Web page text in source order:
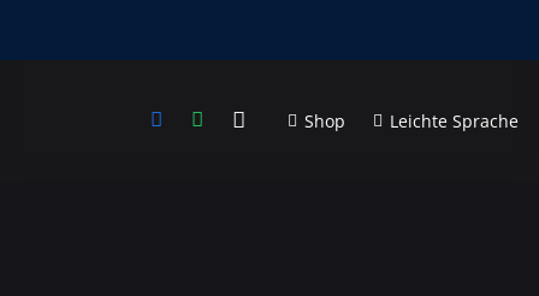
Shop Leichte Sprache